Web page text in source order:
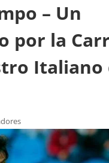
– Un
por la
Italiano